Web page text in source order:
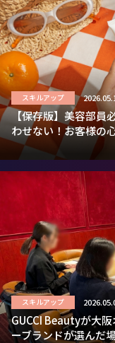
スキルアップ
【保存版】美容部
わせない！お客様の
スキルアップ
GUCCI Beautyが大
ーブランドが選んだ